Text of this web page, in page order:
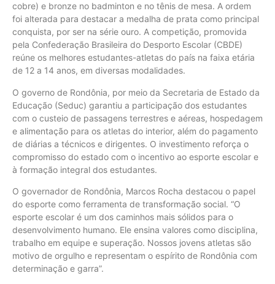
cobre) e bronze no badminton e no tênis de mesa. A ordem
foi alterada para destacar a medalha de prata como principal
conquista, por ser na série ouro. A competição, promovida
pela Confederação Brasileira do Desporto Escolar (CBDE)
reúne os melhores estudantes-atletas do país na faixa etária
de 12 a 14 anos, em diversas modalidades.
O governo de Rondônia, por meio da Secretaria de Estado da
Educação (Seduc) garantiu a participação dos estudantes
com o custeio de passagens terrestres e aéreas, hospedagem
e alimentação para os atletas do interior, além do pagamento
de diárias a técnicos e dirigentes. O investimento reforça o
compromisso do estado com o incentivo ao esporte escolar e
à formação integral dos estudantes.
O governador de Rondônia, Marcos Rocha destacou o papel
do esporte como ferramenta de transformação social. “O
esporte escolar é um dos caminhos mais sólidos para o
desenvolvimento humano. Ele ensina valores como disciplina,
trabalho em equipe e superação. Nossos jovens atletas são
motivo de orgulho e representam o espírito de Rondônia com
determinação e garra”.